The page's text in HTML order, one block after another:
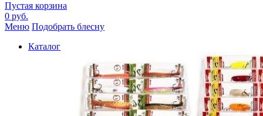
Пустая корзина
0 руб.
Меню Подобрать блесну
Каталог